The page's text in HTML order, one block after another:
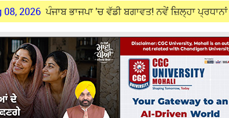
ਪੰਜਾਬ ਭਾਜਪਾ 'ਚ ਵੱਡੀ ਬਗਾਵਤ! ਨਵੇਂ ਜ਼ਿਲ੍ਹਾ ਪ੍ਰਧਾਨਾਂ ਦੀਆਂ